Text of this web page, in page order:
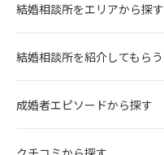
結婚相談所をエリアから探す
結婚相談所を紹介してもらう
成婚者エピソードから探す